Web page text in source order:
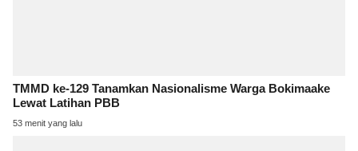
TMMD ke-129 Tanamkan Nasionalisme Warga Bokimaake
Lewat Latihan PBB
53 menit yang lalu